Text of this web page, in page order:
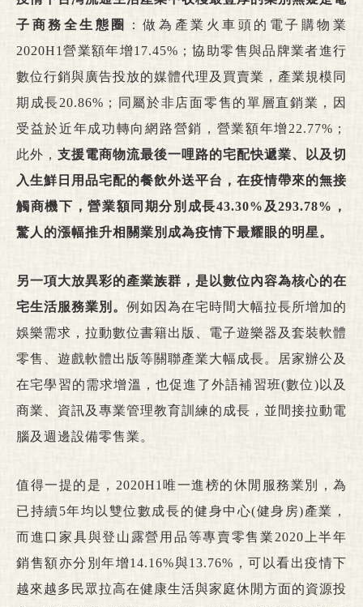
子商務全生態圈
：做為產業火車頭的電子購物業
2020H1營業額年增17.45%；協助零售與品牌業者進行
數位行銷與廣告投放的媒體代理及買賣業，產業規模同
期成長20.86%；同屬於非店面零售的單層直銷業，因
受益於近年成功轉向網路營銷，營業額年增22.77%；
此外， 支援電商物流最後一哩路的宅配快遞業、以及切
入生鮮日用品宅配的餐飲外送平台，在疫情帶來的無接
觸商機下，營業額同期分別成長43.30%及293.78%，
驚人的漲幅推升相關業別成為疫情下最耀眼的明星。
另一項大放異彩的產業族群，是以數位內容為核心的在
宅生活服務業別。 例如因為在宅時間大幅拉長所增加的
娛樂需求，拉動數位書籍出版、電子遊樂器及套裝軟體
零售、遊戲軟體出版等關聯產業大幅成長。居家辦公及
在宅學習的需求增溫，也促進了外語補習班(數位)以及
商業、資訊及專業管理教育訓練的成長，並間接拉動電
腦及週邊設備零售業。
值得一提的是，2020H1唯一進榜的休閒服務業別，為
已持續5年均以雙位數成長的健身中心(健身房)產業，
而進口家具與登山露營用品等專賣零售業2020上半年
銷售額亦分別年增14.16%與13.76%， 可以看出疫情下
越來越多民眾拉高在健康生活與家庭休閒方面的資源投